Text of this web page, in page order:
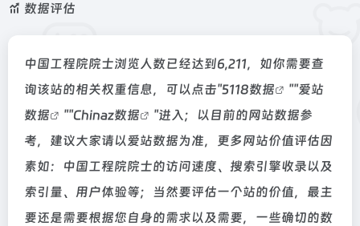
数据评估
中国工程院院士浏览人数已经达到6,211，如你需要查
询该站的相关权重信息，可以点击"5118数据 ""爱站
数据
""Chinaz数据
"进入；以目前的网站数据参
考，建议大家请以爱站数据为准，更多网站价值评估因
素如：中国工程院院士的访问速度、搜索引擎收录以及
索引量、用户体验等；当然要评估一个站的价值，最主
要还是需要根据您自身的需求以及需要，一些确切的数